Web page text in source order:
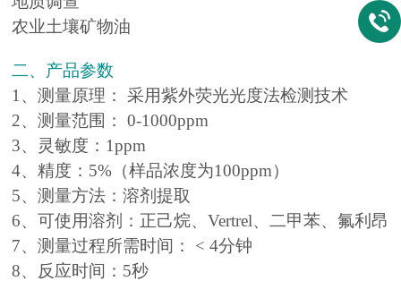
农业土壤矿物油
二、产品参数
1、测量原理： 采用紫外荧光光度法检测技术
2、测量范围： 0-1000ppm
3、灵敏度：1ppm
4、精度：5%（样品浓度为100ppm）
5、测量方法：溶剂提取
6、可使用溶剂：正己烷、Vertrel、二甲苯、氟利昂
7、测量过程所需时间： < 4分钟
8、反应时间：5秒